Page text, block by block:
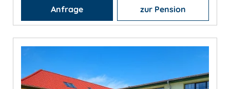
Anfrage zur Pension